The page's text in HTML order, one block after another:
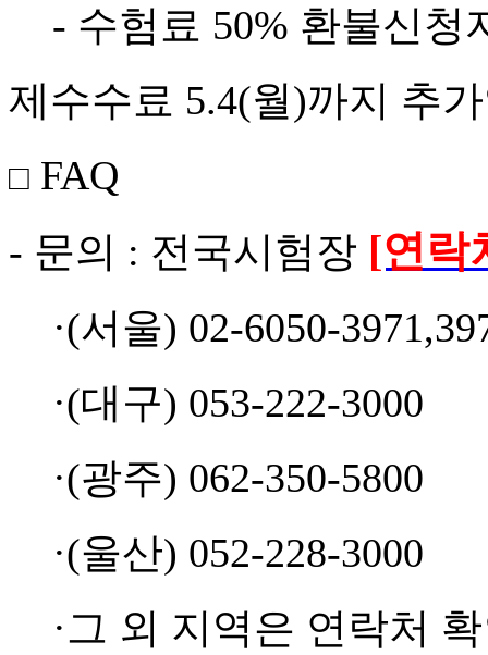
- 수험료 50% 환불신청
제수수료 5.4(월)까지 추
□ FAQ
- 문의 : 전국시험장 [연락
·(서울) 02-6050-
·(대구) 053-222-
·(광주) 062-350-
·(울산) 052-228-3000
·그 외 지역은 연락처